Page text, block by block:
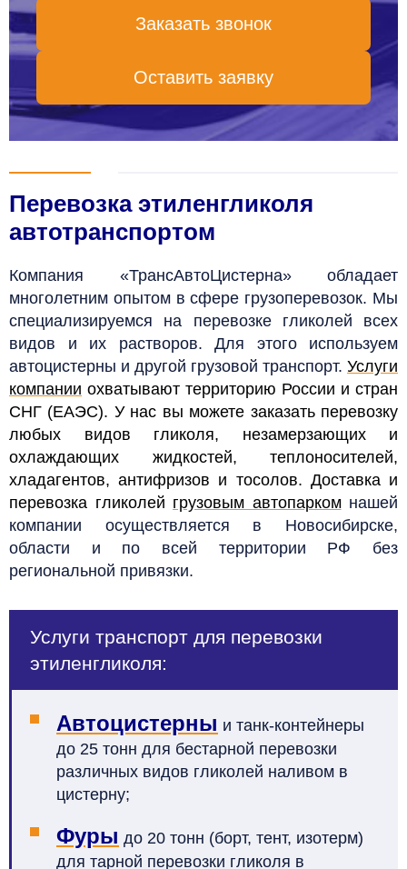
Заказать звонок
Оставить заявку
Перевозка этиленгликоля
автотранспортом
Компания «ТрансАвтоЦистерна» обладает
многолетним опытом в сфере грузоперевозок. Мы
специализируемся на перевозке гликолей всех
видов и их растворов. Для этого используем
автоцистерны и другой грузовой транспорт. Услуги
компании охватывают территорию России и стран
СНГ (ЕАЭС). У нас вы можете заказать перевозку
любых видов гликоля, незамерзающих и
охлаждающих жидкостей, теплоносителей,
хладагентов, антифризов и тосолов. Доставка и
перевозка гликолей грузовым автопаркомнашей
компании осуществляется в Новосибирске,
области и по всей территории РФ без
региональной привязки.
Услуги транспорт для перевозки
этиленгликоля:
Автоцистерны и танк-контейнеры
до 25 тонн для бестарной перевозки
различных видов гликолей наливом в
цистерну;
Фуры до 20 тонн (борт, тент, изотерм)
для тарной перевозки гликоля в